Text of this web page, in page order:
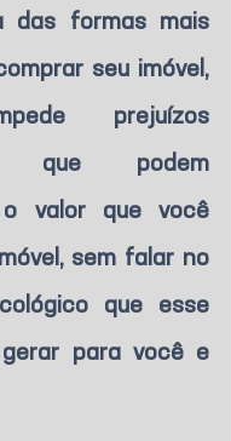
das formas mais
seu imóvel,
prejuízos
que podem
o valor que você
sem falar no
que esse
para você e